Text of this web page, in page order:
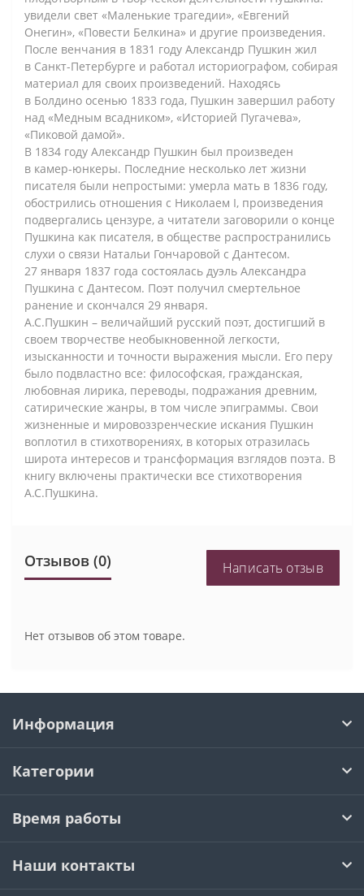
увидели свет «Маленькие трагедии», «Евгений
Онегин», «Повести Белкина» и другие произведения.
После венчания в 1831 году Александр Пушкин жил
в Санкт-Петербурге и работал историографом, собирая
материал для своих произведений. Находясь
в Болдино осенью 1833 года, Пушкин завершил работу
над «Медным всадником», «Историей Пугачева»,
«Пиковой дамой».
В 1834 году Александр Пушкин был произведен
в камер-юнкеры. Последние несколько лет жизни
писателя были непростыми: умерла мать в 1836 году,
обострились отношения с Николаем I, произведения
подвергались цензуре, а читатели заговорили о конце
Пушкина как писателя, в обществе распространились
слухи о связи Натальи Гончаровой с Дантесом.
27 января 1837 года состоялась дуэль Александра
Пушкина с Дантесом. Поэт получил смертельное
ранение и скончался 29 января.
А.С.Пушкин – величайший русский поэт, достигший в
своем творчестве необыкновенной легкости,
изысканности и точности выражения мысли. Его перу
было подвластно все: философская, гражданская,
любовная лирика, переводы, подражания древним,
сатирические жанры, в том числе эпиграммы. Свои
жизненные и мировоззренческие искания Пушкин
воплотил в стихотворениях, в которых отразилась
широта интересов и трансформация взглядов поэта. В
книгу включены практически все стихотворения
А.С.Пушкина.
Отзывов (0) Написать отзыв
Нет отзывов об этом товаре.
Информация
Категории
Время работы
Наши контакты